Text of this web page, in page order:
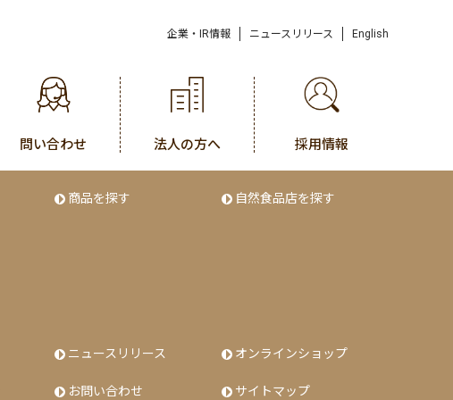
企業・IR情報 ニュースリリース English
問い合わせ 法人の方へ 採用情報
商品を探す 自然食品店を探す
ニュースリリース オンラインショップ
お問い合わせ サイトマップ